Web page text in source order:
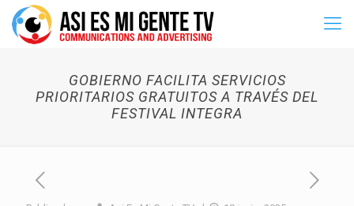
GOBIERNO FACILITA SERVICIOS
PRIORITARIOS GRATUITOS A TRAVÉS DEL
FESTIVAL INTEGRA